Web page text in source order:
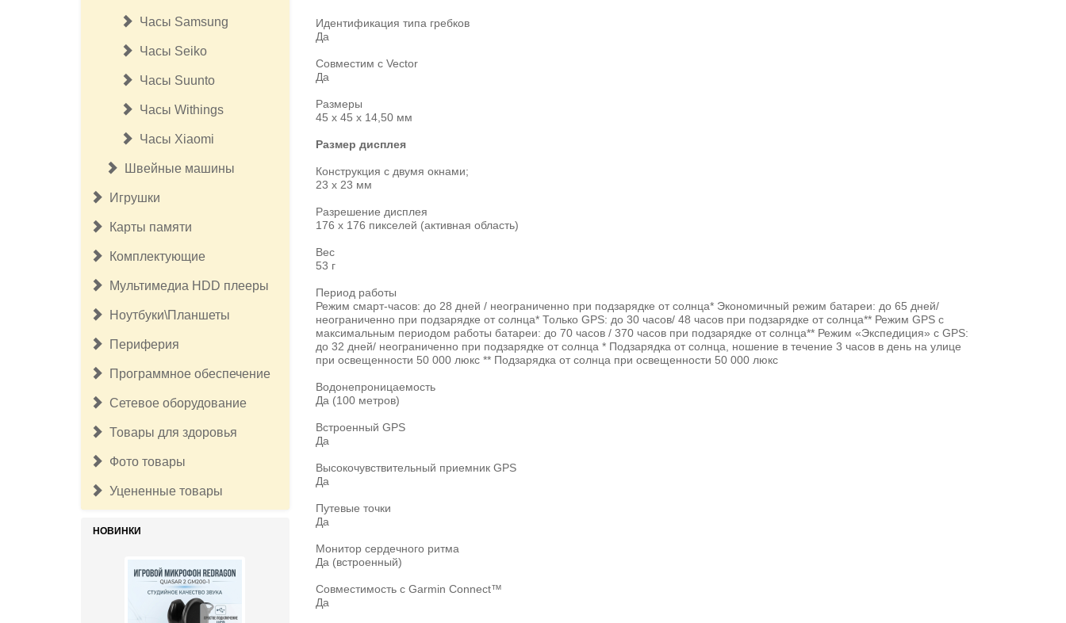
Часы Samsung
Часы Seiko
Часы Suunto
Часы Withings
Часы Xiaomi
Швейные машины
Игрушки
Карты памяти
Комплектующие
Мультимедиа HDD плееры
Ноутбуки\Планшеты
Периферия
Программное обеспечение
Сетевое оборудование
Товары для здоровья
Фото товары
Уцененные товары
НОВИНКИ
2 150руб.
Микрофон Redragon Quasar 2
Идентификация типа гребков
Да
Совместим с Vector
Да
Размеры
45 х 45 х 14,50 мм
Размер дисплея
Конструкция с двумя окнами;
23 х 23 мм
Разрешение дисплея
176 х 176 пикселей (активная область)
Вес
53 г
Период работы
Режим смарт-часов: до 28 дней / неограниченно при подзарядке от солнца* Экономичный режим батареи: до 65 дней/
неограниченно при подзарядке от солнца* Только GPS: до 30 часов/ 48 часов при подзарядке от солнца** Режим GPS с
максимальным периодом работы батареи: до 70 часов / 370 часов при подзарядке от солнца** Режим «Экспедиция» с GPS:
до 32 дней/ неограниченно при подзарядке от солнца * Подзарядка от солнца, ношение в течение 3 часов в день на улице
при освещенности 50 000 люкс ** Подзарядка от солнца при освещенности 50 000 люкс
Водонепроницаемость
Да (100 метров)
Встроенный GPS
Да
Высокочувствительный приемник GPS
Да
Путевые точки
Да
Монитор сердечного ритма
Да (встроенный)
Совместимость с Garmin Connect™
Да